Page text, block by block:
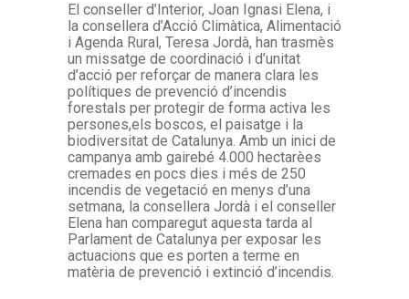
El conseller d’Interior, Joan Ignasi Elena, i
la consellera d’Acció Climàtica, Alimentació
i Agenda Rural, Teresa Jordà, han trasmès
un missatge de coordinació i d’unitat
d’acció per reforçar de manera clara les
polítiques de prevenció d’incendis
forestals per protegir de forma activa les
persones,els boscos, el paisatge i la
biodiversitat de Catalunya. Amb un inici de
campanya amb gairebé 4.000 hectarèes
cremades en pocs dies i més de 250
incendis de vegetació en menys d’una
setmana, la consellera Jordà i el conseller
Elena han comparegut aquesta tarda al
Parlament de Catalunya per exposar les
actuacions que es porten a terme en
matèria de prevenció i extinció d’incendis.